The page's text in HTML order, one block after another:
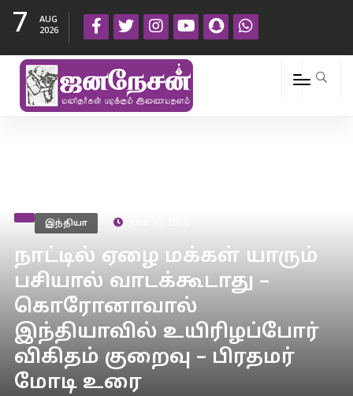
7
AUG
2026
இந்தியா
நாட்டில் ஏழை மக்கள் யாரும்
பசியால் வாடக்கூடாது –
கொரோனாவால்
இந்தியாவில் உயிரிழப்போர்
விகிதம் குறைவு – பிரதமர்
மோடி உரை